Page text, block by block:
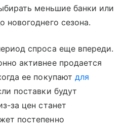
меньшие банки или
новогоднего сезона.
спроса еще впереди.
активнее продается
ее покупают для
поставки будут
за цен станет
постепенно